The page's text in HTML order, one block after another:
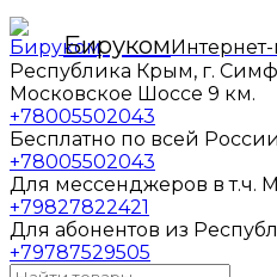
Бируком
Республика Крым, г.
Московское Шоссе 9 км.
+78005502043
Бесплатно по всей России
+78005502043
Для мессенджеров в т.ч.
+79827822421
Для абонентов из
+79787529505